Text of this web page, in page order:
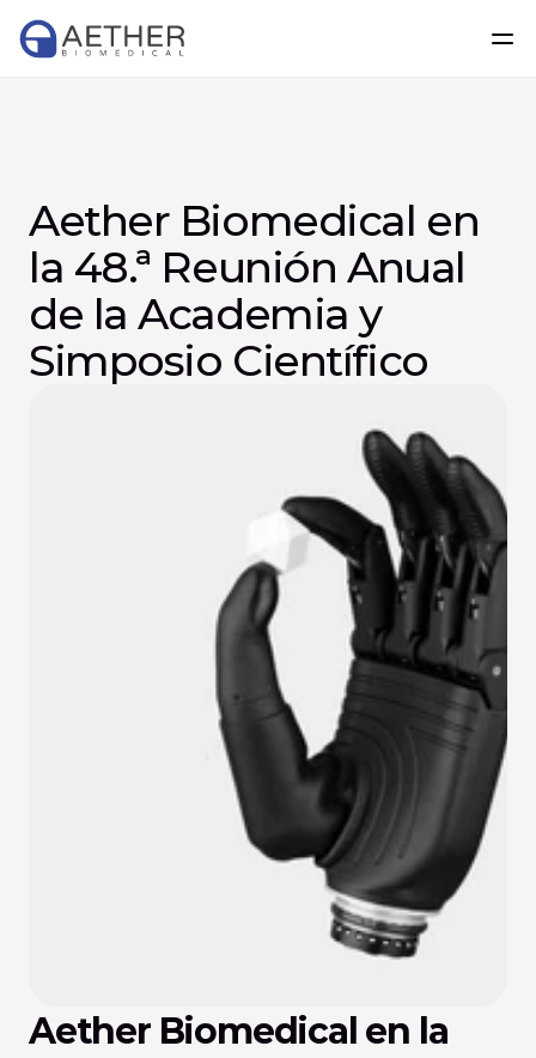
Aether Biomedical en
la 48.ª Reunión Anual
de la Academia y
Simposio Científico
Aether Biomedical en la